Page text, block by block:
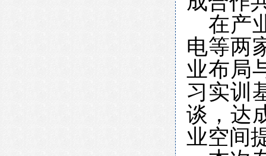
在产
电等两
业布局
习实训
谈，达
业空间